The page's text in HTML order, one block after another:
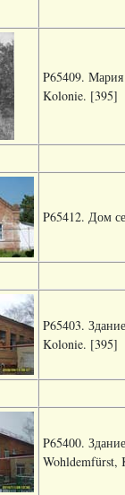
P65409.
Kolonie. [395]
P65412. Дом
P65403.
Kolonie. [395]
P65400.
Wohldemfürst,